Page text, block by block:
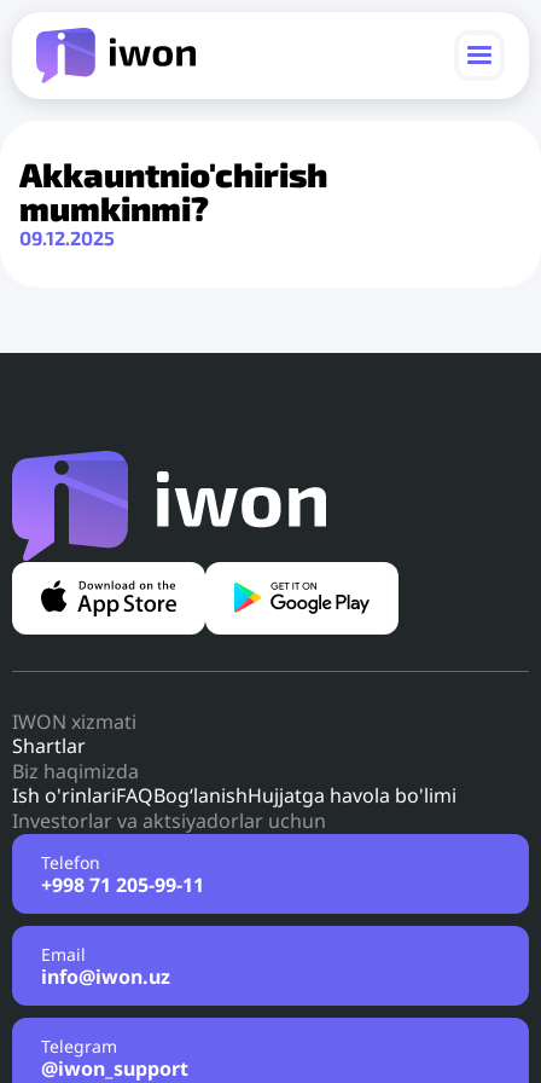
Akkauntnio'chirish
mumkinmi?
09.12.2025
IWON xizmati
Shartlar
Biz haqimizda
Ish o'rinlariFAQBog‘lanishHujjatga havola bo'limi
Investorlar va aktsiyadorlar uchun
Telefon
+998 71 205-99-11
Email
info@iwon.uz
Telegram
@iwon_support